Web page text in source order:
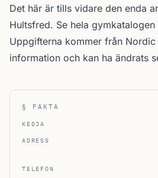
Det här är tills vidare den enda
Hultsfred. Se hela gymkatalogen
Uppgifterna kommer från Nordic
information och kan ha ändrats
§ FAKTA
KEDJA
ADRESS
TELEFON